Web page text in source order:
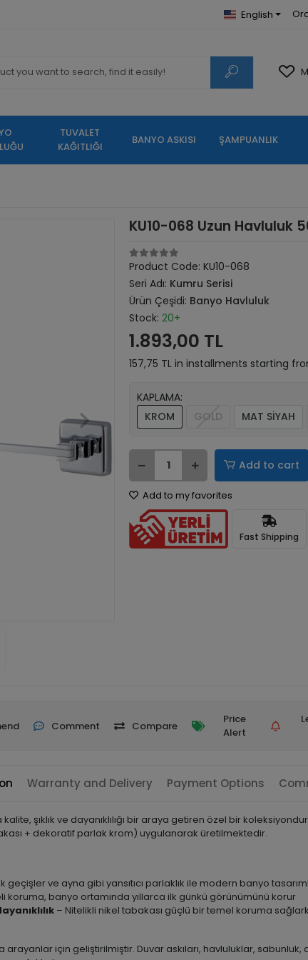
English
TUVALET
KAĞITLIĞI
BANYO ASKISI ŞAMPUANLIK
KU10-068 Uzun Havluluk
Product Code: KU10-068
Seri Adı: Kumru Serisi
Ürün Çeşidi: Banyo Havluluk
Stock: 20+
1.893,00 TL
157,75 TL in installments starting
KAPLAMA:
KROM
GOLD MAT SİYAH
Add to cart
Add to my favorites
Fast Shipping
Comment Compare
Price
Alert
Warranty and Delivery Payment Options
şıklık ve dayanıklılığı bir araya getiren özel bir
+ dekoratif parlak krom) uygulanarak üretilmektedir.
geçişler ve ayna gibi yansıtıcı parlaklık ile modern banyo
koruma, banyo ortamında yıllarca ilk günkü görünümünü korur
– Nitelikli nikel tabakası güçlü bir temel koruma
arayanlar için geliştirilmiştir. Duvar askıları, havluluklar, sabunluk,